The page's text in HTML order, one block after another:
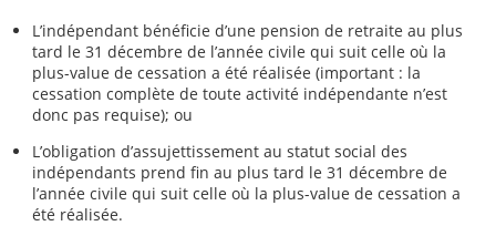
L’indépendant bénéficie d’une pension de retraite au plus
tard le 31 décembre de l’année civile qui suit celle où la
plus-value de cessation a été réalisée (important : la
cessation complète de toute activité indépendante n’est
donc pas requise); ou
L’obligation d’assujettissement au statut social des
indépendants prend fin au plus tard le 31 décembre de
l’année civile qui suit celle où la plus-value de cessation a
été réalisée.